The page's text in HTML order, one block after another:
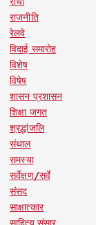
राजनीति
रेलवे
विदाई समारोह
विशेष
विषेष
शासन प्रशासन
शिक्षा जगत
श्रद्धांजलि
संथाल
समस्या
सर्वेक्षण/सर्वे
संसद
साक्षात्कार